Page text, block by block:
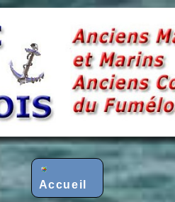
Accueil